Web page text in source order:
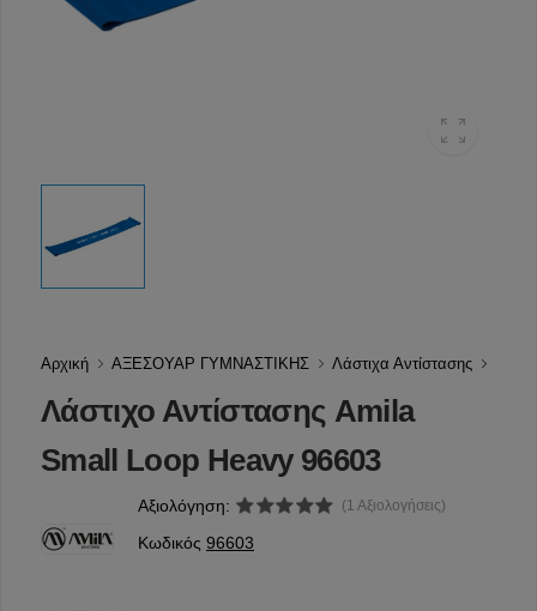
Αρχική ΑΞΕΣΟΥΑΡ ΓΥΜΝΑΣΤΙΚΗΣ Λάστιχα Αντίστασης
Λάστιχο Αντίστασης Amila
Small Loop Heavy 96603
Αξιολόγηση: (1 Αξιολογήσεις)
Κωδικός 96603